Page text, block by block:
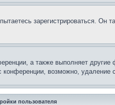
зарегистрироваться. Он
а также выполняет
возможно, удаление
пользователя